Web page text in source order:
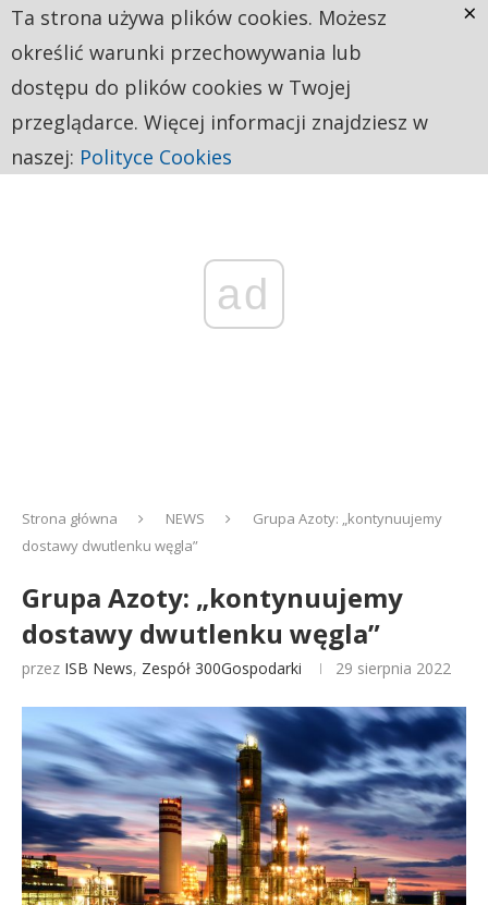
ad
Strona główna NEWS
Grupa Azoty: „kontynuujemy
dostawy dwutlenku węgla”
Grupa Azoty: „kontynuujemy
dostawy dwutlenku węgla”
przez ISB News, Zespół 300Gospodarki 29 sierpnia 2022
Ta strona używa plików cookies. Możesz
określić warunki przechowywania lub
dostępu do plików cookies w Twojej
przeglądarce. Więcej informacji znajdziesz w
naszej: Polityce Cookies
×